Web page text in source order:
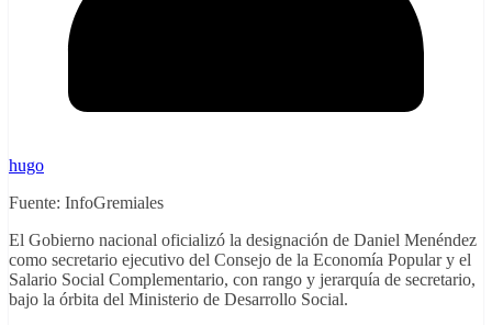
hugo
Fuente: InfoGremiales
El Gobierno nacional oficializó la designación de Daniel Menéndez
como secretario ejecutivo del Consejo de la Economía Popular y el
Salario Social Complementario, con rango y jerarquía de secretario,
bajo la órbita del Ministerio de Desarrollo Social.